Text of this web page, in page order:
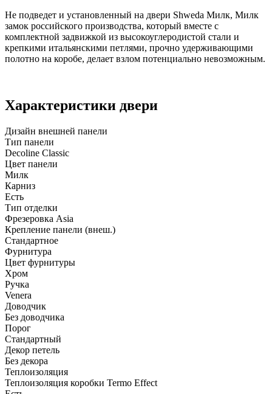
Не подведет и установленный на двери Shweda Милк, Милк
замок российского производства, который вместе с
комплектной задвижкой из высокоуглеродистой стали и
крепкими итальянскими петлями, прочно удерживающими
полотно на коробе, делает взлом потенциально невозможным.
Характеристики двери
Дизайн внешней панели
Тип панели
Decoline Classic
Цвет панели
Милк
Карниз
Есть
Тип отделки
Фрезеровка Asia
Крепление панели (внеш.)
Стандартное
Фурнитура
Цвет фурнитуры
Хром
Ручка
Venera
Доводчик
Без доводчика
Порог
Стандартный
Декор петель
Без декора
Теплоизоляция
Теплоизоляция коробки Termo Effect